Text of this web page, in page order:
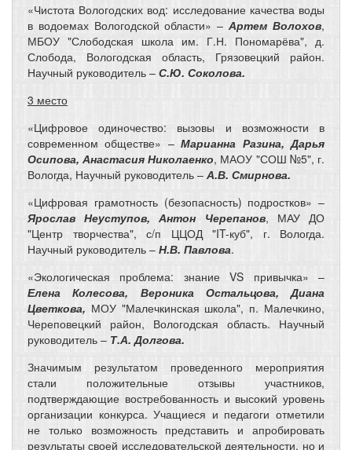
«Чистота Вологодских вод: исследование качества воды
в водоемах Вологодской области» –Артем Волохов,
МБОУ "Слободская школа им. Г.Н. Пономарёва", д.
Слобода, Вологодская область, Грязовецкий район.
Научный руководитель – С.Ю. Соколова.
3 место
«Цифровое одиночество: вызовы и возможности в
современном обществе» –Марианна Разина, Дарья
Осипова, Анастасия Николаенко, МАОУ "СОШ №5", г.
Вологда, Научный руководитель – А.В. Смирнова.
«Цифровая грамотность (безопасность) подростков» –
Ярослав Неуступов, Антон Черепанов, МАУ ДО
"Центр творчества", с/п ЦЦОД "IT-куб", г. Вологда.
Научный руководитель – Н.В. Павлова.
«Экологическая проблема: знание VS привычка» –
Елена Колесова, Вероника Остальцова, Диана
Цветкова, МОУ "Малечкинская школа", п. Малечкино,
Череповецкий район, Вологодская область. Научный
руководитель – Т.А. Долгова.
Значимым результатом проведенного мероприятия
стали положительные отзывы участников,
подтверждающие востребованность и высокий уровень
организации конкурса. Учащиеся и педагоги отметили
не только возможность представить и апробировать
результаты своей исследовательской деятельности, но и